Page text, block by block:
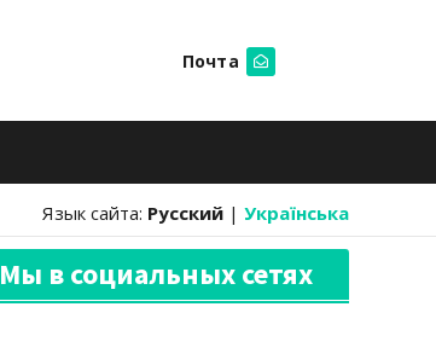
Почта
Язык сайта: Русский | Українська
Мы в социальных сетях